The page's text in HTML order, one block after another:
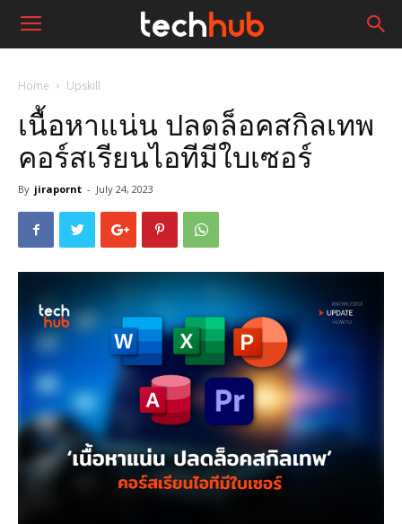
Home Upskill
เนื้อหาแน่น ปลดล็อคสกิลเทพ
คอร์สเรียนไอทีมีใบเซอร์
By jirapornt - July 24, 2023